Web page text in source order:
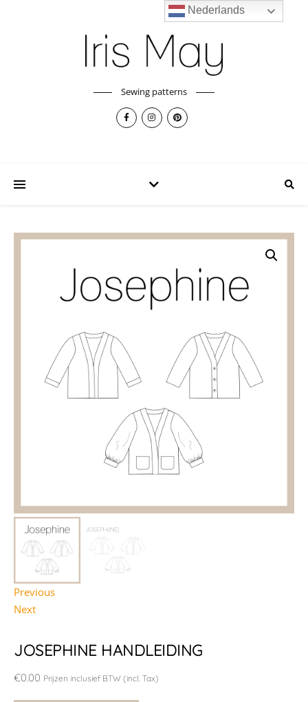
Sewing patterns
Previous
Next
JOSEPHINE HANDLEIDING
€0.00 Prijzen inclusief BTW (incl. Tax)
Nederlands